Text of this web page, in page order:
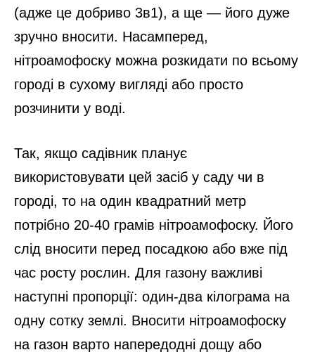
(адже це добриво 3в1), а ще — його дуже
зручно вносити. Насамперед,
нітроамофоску можна розкидати по всьому
городі в сухому вигляді або просто
розчинити у воді.
Так, якщо садівник планує
використовувати цей засіб у саду чи в
городі, то на один квадратний метр
потрібно 20-40 грамів нітроамофоску. Його
слід вносити перед посадкою або вже під
час росту рослин. Для газону важливі
наступні пропорції: один-два кілограма на
одну сотку землі. Вносити нітроамофоску
на газон варто напередодні дощу або